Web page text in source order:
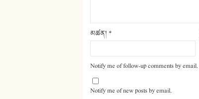
མཚན། *
Notify me of follow-up comments by email.
Notify me of new posts by email.